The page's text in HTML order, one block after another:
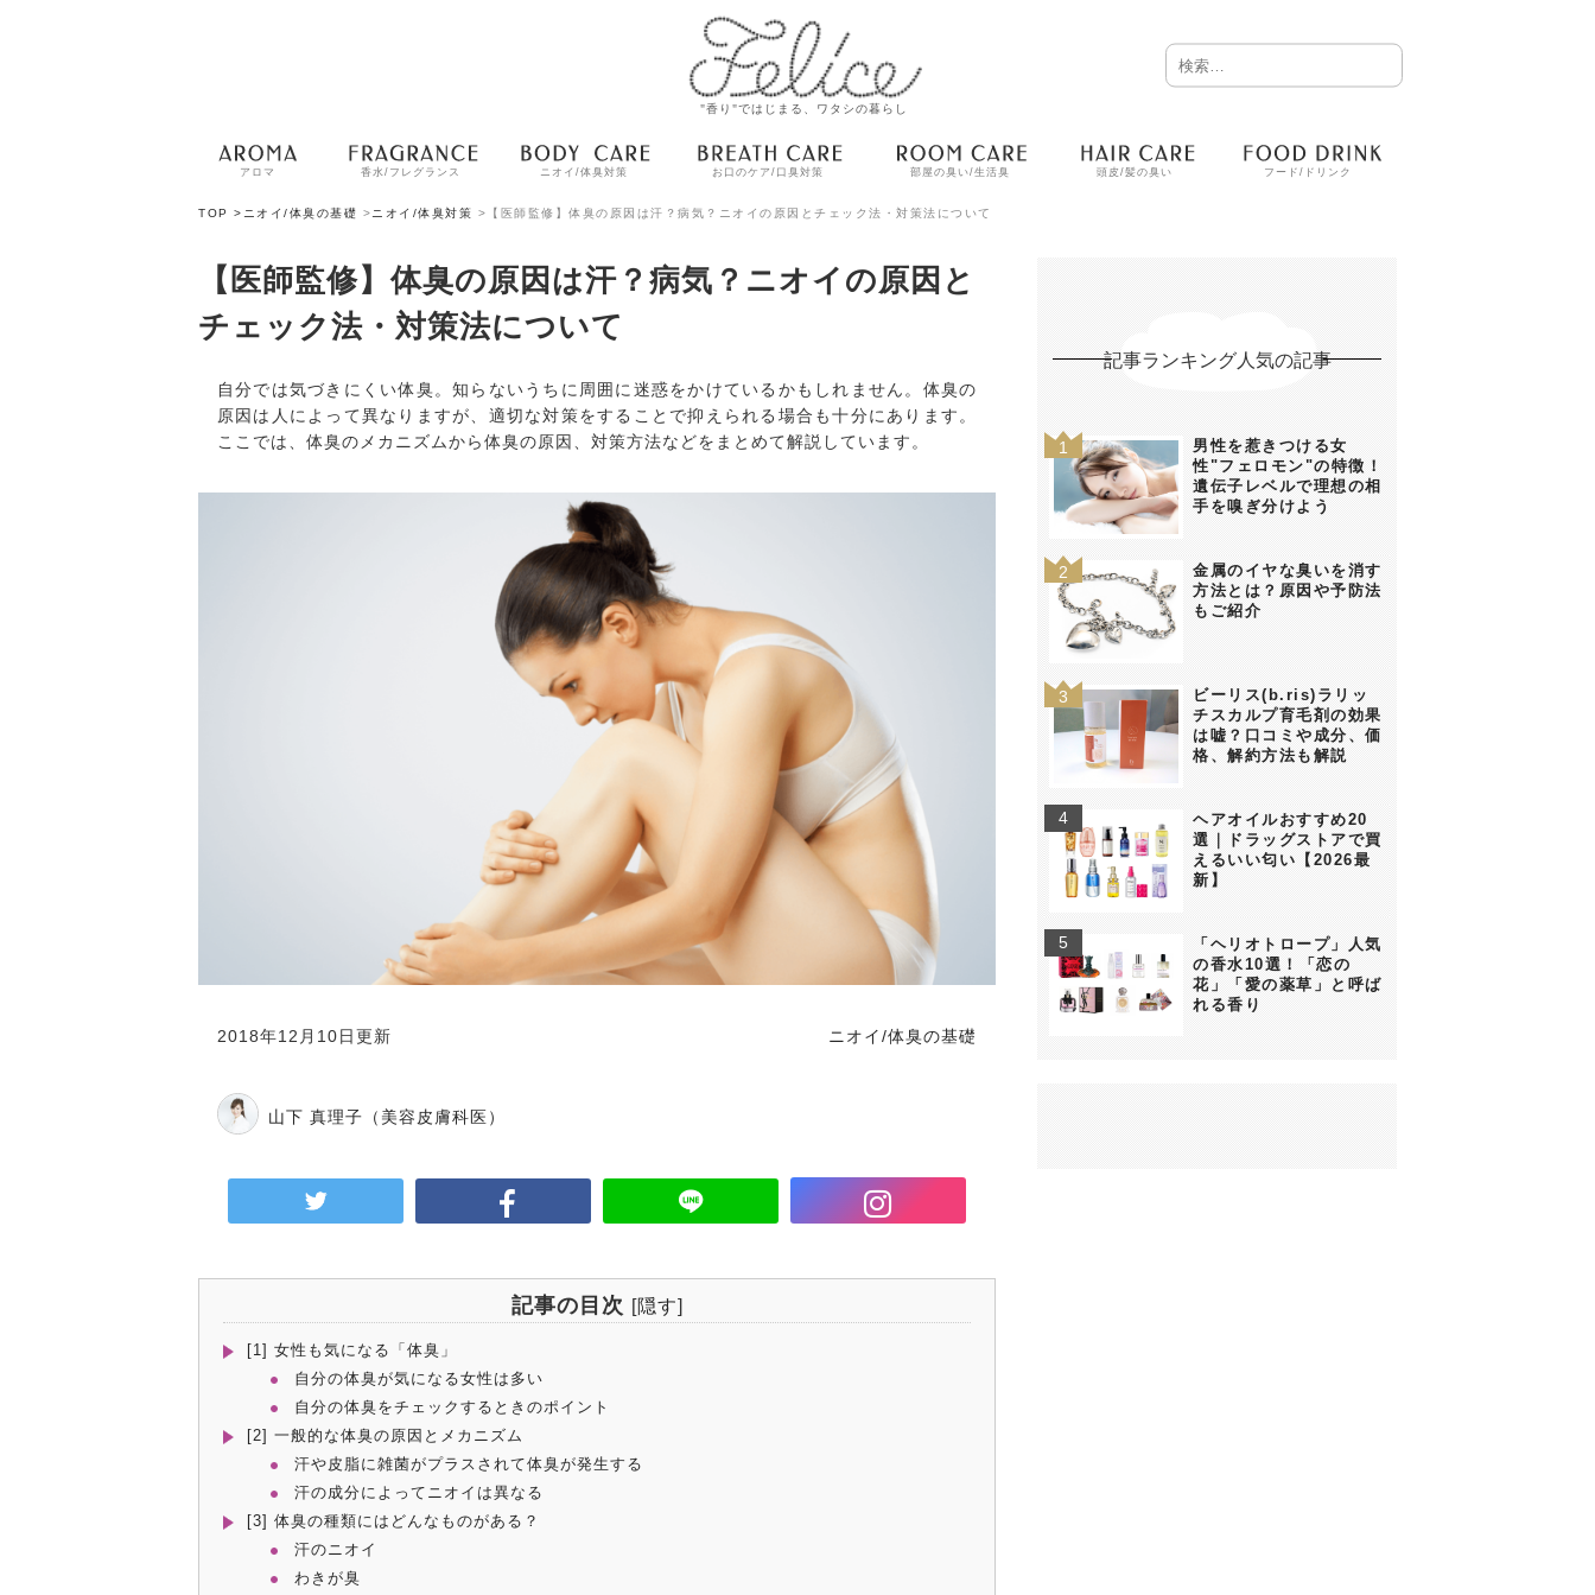
"香り"ではじまる、ワタシの暮らし
アロマ 香水/フレグランス ニオイ/体臭対策 お口のケア/口臭対策 部屋の臭い/生活臭 頭皮/髪の臭い フード/ドリンク
TOP > ニオイ/体臭の基礎 > ニオイ/体臭対策 > 【医師監修】体臭の原因は汗？病気？ニオイの原因とチェック法・対策法について
【医師監修】体臭の原因は汗？病気？ニオイの原因と
チェック法・対策法について
自分では気づきにくい体臭。知らないうちに周囲に迷惑をかけているかもしれません。体臭の
原因は人によって異なりますが、適切な対策をすることで抑えられる場合も十分にあります。
ここでは、体臭のメカニズムから体臭の原因、対策方法などをまとめて解説しています。
2018年12月10日更新 ニオイ/体臭の基礎
山下 真理子 （美容皮膚科医）
記事の目次 [隠す]
[1] 女性も気になる「体臭」
自分の体臭が気になる女性は多い
自分の体臭をチェックするときのポイント
[2] 一般的な体臭の原因とメカニズム
汗や皮脂に雑菌がプラスされて体臭が発生する
汗の成分によってニオイは異なる
[3] 体臭の種類にはどんなものがある？
汗のニオイ
わきが臭
記事ランキング人気の記事
男性を惹きつける女
性"フェロモン"の特徴！
遺伝子レベルで理想の相
手を嗅ぎ分けよう
金属のイヤな臭いを消す
方法とは？原因や予防法
もご紹介
ビーリス(b.ris)ラリッ
チスカルプ育毛剤の効果
は嘘？口コミや成分、価
格、解約方法も解説
ヘアオイルおすすめ20
選｜ドラッグストアで買
えるいい匂い【2026最
新】
「ヘリオトロープ」人気
の香水10選！「恋の
花」「愛の薬草」と呼ば
れる香り